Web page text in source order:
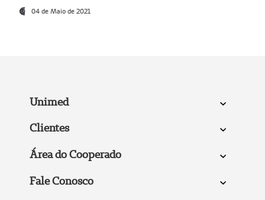
04 de Maio de 2021
Unimed
Clientes
Área do Cooperado
Fale Conosco